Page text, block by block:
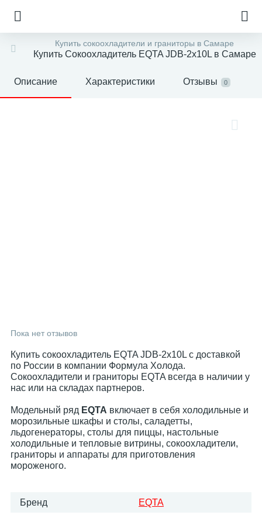
Купить сокоохладители и граниторы в Самаре
Купить Сокоохладитель EQTA JDB-2x10L в Самаре
Описание Характеристики Отзывы 0
Пока нет отзывов
Купить сокоохладитель EQTA JDB-2x10L с доставкой
по России в компании Формула Холода.
Сокоохладители и граниторы EQTA всегда в наличии у
нас или на складах партнеров.
Модельный ряд EQTA включает в себя холодильные и
морозильные шкафы и столы, саладетты,
льдогенераторы, столы для пиццы, настольные
холодильные и тепловые витрины, сокоохладители,
граниторы и аппараты для приготовления
мороженого.
Бренд EQTA